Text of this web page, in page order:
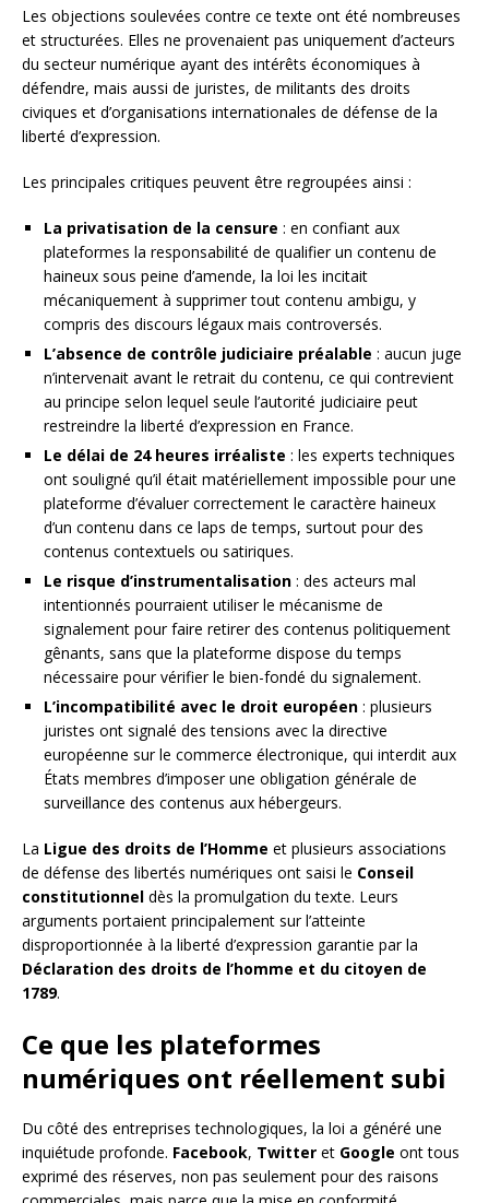
Les objections soulevées contre ce texte ont été nombreuses
et structurées. Elles ne provenaient pas uniquement d’acteurs
du secteur numérique ayant des intérêts économiques à
défendre, mais aussi de juristes, de militants des droits
civiques et d’organisations internationales de défense de la
liberté d’expression.
Les principales critiques peuvent être regroupées ainsi :
La privatisation de la censure : en confiant aux
plateformes la responsabilité de qualifier un contenu de
haineux sous peine d’amende, la loi les incitait
mécaniquement à supprimer tout contenu ambigu, y
compris des discours légaux mais controversés.
L’absence de contrôle judiciaire préalable : aucun juge
n’intervenait avant le retrait du contenu, ce qui contrevient
au principe selon lequel seule l’autorité judiciaire peut
restreindre la liberté d’expression en France.
Le délai de 24 heures irréaliste : les experts techniques
ont souligné qu’il était matériellement impossible pour une
plateforme d’évaluer correctement le caractère haineux
d’un contenu dans ce laps de temps, surtout pour des
contenus contextuels ou satiriques.
Le risque d’instrumentalisation : des acteurs mal
intentionnés pourraient utiliser le mécanisme de
signalement pour faire retirer des contenus politiquement
gênants, sans que la plateforme dispose du temps
nécessaire pour vérifier le bien-fondé du signalement.
L’incompatibilité avec le droit européen : plusieurs
juristes ont signalé des tensions avec la directive
européenne sur le commerce électronique, qui interdit aux
États membres d’imposer une obligation générale de
surveillance des contenus aux hébergeurs.
La Ligue des droits de l’Homme et plusieurs associations
de défense des libertés numériques ont saisi le Conseil
constitutionnel dès la promulgation du texte. Leurs
arguments portaient principalement sur l’atteinte
disproportionnée à la liberté d’expression garantie par la
Déclaration des droits de l’homme et du citoyen de
1789.
Ce que les plateformes
numériques ont réellement subi
Du côté des entreprises technologiques, la loi a généré une
inquiétude profonde. Facebook, Twitter et Google ont tous
exprimé des réserves, non pas seulement pour des raisons